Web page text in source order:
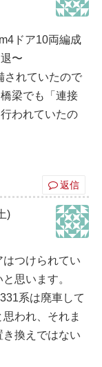
ドア10両編成
〜
されていたので
梁でも「連接
われていたの
返信
)
つけられてい
思います。
系は廃車して
われ、それま
換えではない